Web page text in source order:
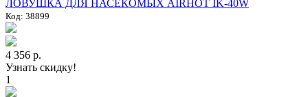
ЛОВУШКА ДЛЯ НАСЕКОМЫХ AIRHOT IK-40W
Код: 38899
4 356 р.
Узнать скидку!
1